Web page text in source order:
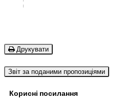
Друкувати
Звіт за поданими пропозиціями
Корисні посилання